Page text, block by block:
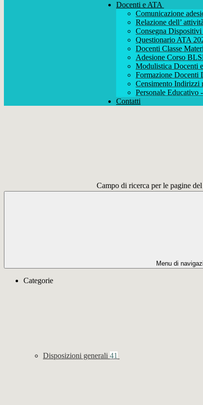
Docenti e ATA
Comunicazione
Relazione dell’
Consegna
Questionario ATA
Docenti Classe
Adesione Corso
Modulistica Docenti
Formazione Docenti
Censimento Indirizzi
Personale Educativo
Contatti
Campo di ricerca per le pagine
Menu di
Categorie
Disposizioni generali 41